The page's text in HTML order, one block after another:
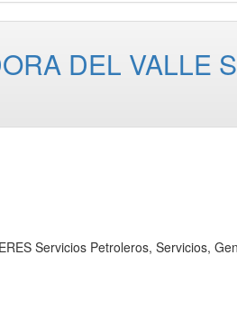
DEL VALLE
Servicios Petroleros, Servicios,